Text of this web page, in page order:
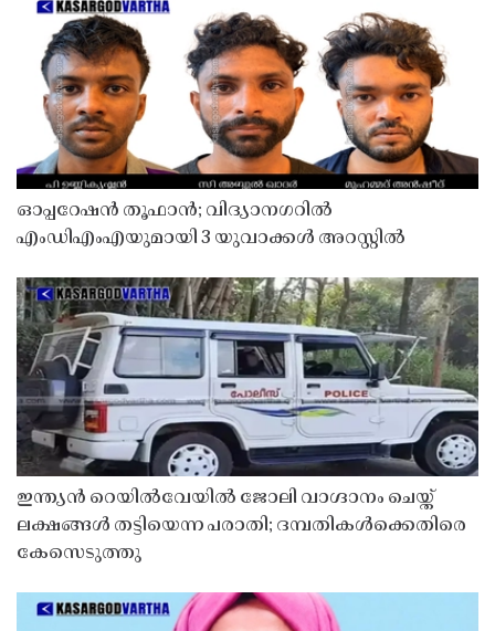
ഓപ്പറേഷൻ തൂഫാൻ; വിദ്യാനഗറിൽ
എംഡിഎംഎയുമായി 3 യുവാക്കൾ അറസ്റ്റിൽ
ഇന്ത്യൻ റെയിൽവേയിൽ ജോലി വാഗ്ദാനം ചെയ്ത്
ലക്ഷങ്ങൾ തട്ടിയെന്ന പരാതി; ദമ്പതികൾക്കെതിരെ
കേസെടുത്തു